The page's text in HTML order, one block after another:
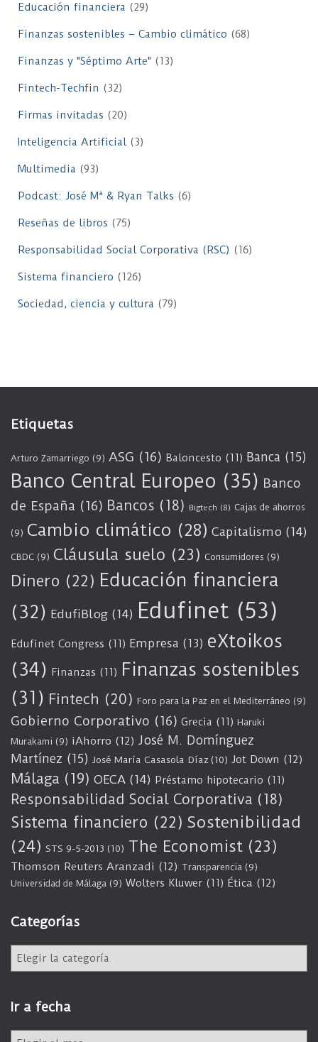
Educación financiera (29)
Finanzas sostenibles – Cambio climático (68)
Finanzas y "Séptimo Arte" (13)
Fintech-Techfin (32)
Firmas invitadas (20)
Inteligencia Artificial(3)
Multimedia (93)
Podcast: José Mª & Ryan Talks (6)
Reseñas de libros (75)
Responsabilidad Social Corporativa (RSC) (16)
Sistema financiero (126)
Sociedad, ciencia y cultura (79)
Etiquetas
Arturo Zamarriego (9) ASG (16) Baloncesto (11) Banca (15)
Banco Central Europeo (35) Banco
de España (16) Bancos (18) Bigtech (8) Cajas de ahorros
(9) Cambio climático (28) Capitalismo (14)
CBDC (9) Cláusula suelo (23) Consumidores (9)
Dinero (22) Educación financiera
(32) EdufiBlog (14) Edufinet (53)
Edufinet Congress (11) Empresa (13) eXtoikos
(34) Finanzas (11) Finanzas sostenibles
(31) Fintech (20) Foro para la Paz en el Mediterráneo (9)
Gobierno Corporativo (16) Grecia (11) Haruki
Murakami (9) iAhorro (12) José M. Domínguez
Martínez (15) José María Casasola Díaz (10) Jot Down (12)
Málaga (19) OECA (14) Préstamo hipotecario (11)
Responsabilidad Social Corporativa (18)
Sistema financiero (22) Sostenibilidad
(24) STS 9-5-2013 (10) The Economist (23)
Thomson Reuters Aranzadi (12) Transparencia (9)
Universidad de Málaga (9) Wolters Kluwer (11) Ética (12)
Categorías
e
g
o
Ir a fecha